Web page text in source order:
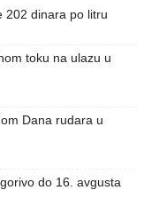
202 dinara po litru
toku na ulazu u
Dana rudara u
do 16. avgusta